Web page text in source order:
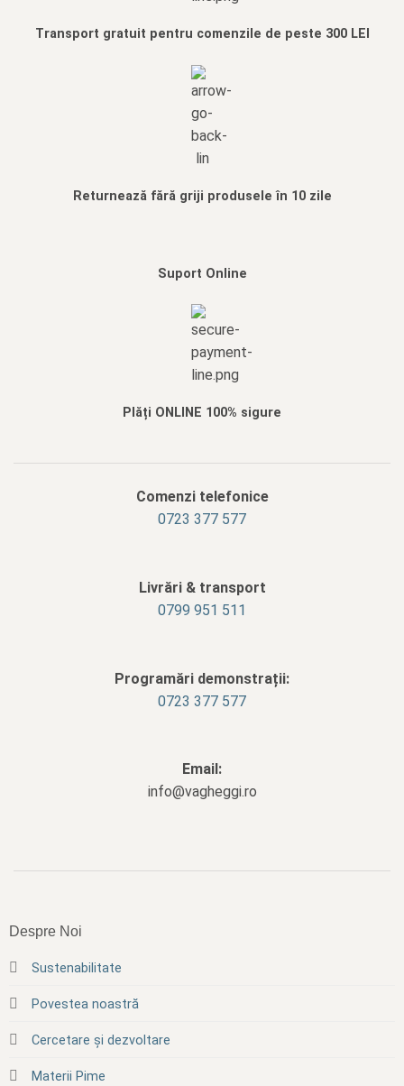
Transport gratuit pentru comenzile de peste 300 LEI
Returnează fără griji produsele în 10 zile
Suport Online
Plăți ONLINE 100% sigure
Comenzi telefonice
0723 377 577
Livrări & transport
‭0799 951 511‬
Programări demonstrații:
0723 377 577
Email:
info@vagheggi.ro
Despre Noi
Sustenabilitate
Povestea noastră
Cercetare și dezvoltare
Materii Pime